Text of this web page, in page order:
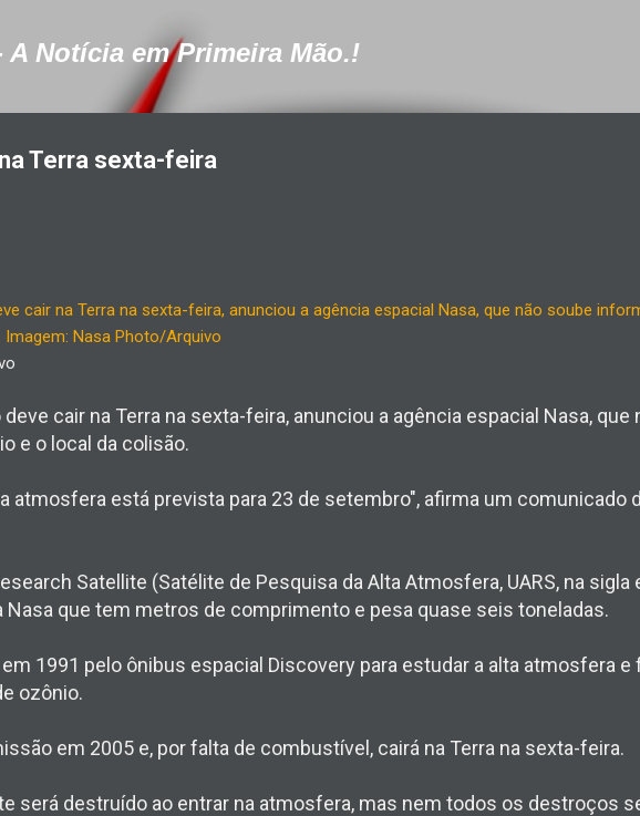
A Notícia em Primeira Mão.!
Terra sexta-feira
cair na Terra na sexta-feira, anunciou a agência espacial Nasa, que
e o local da colisão.
atmosfera está prevista para 23 de setembro", afirma um comunicado
Satellite (Satélite de Pesquisa da Alta Atmosfera, UARS, na sigla
Nasa que tem metros de comprimento e pesa quase seis toneladas.
1991 pelo ônibus espacial Discovery para estudar a alta atmosfera e
ozônio.
em 2005 e, por falta de combustível, cairá na Terra na sexta-feira.
será destruído ao entrar na atmosfera, mas nem todos os destroços